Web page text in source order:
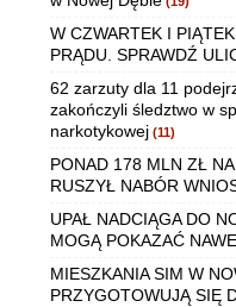
W CZWARTEK I
PRĄDU. SPRAWDŹ
62 zarzuty dla 11
zakończyli śledztwo w
narkotykowej (11)
PONAD 178 MLN ZŁ
RUSZYŁ NABÓR
UPAŁ NADCIĄGA DO
MOGĄ POKAZAĆ
MIESZKANIA SIM W
PRZYGOTOWUJĄ SIĘ